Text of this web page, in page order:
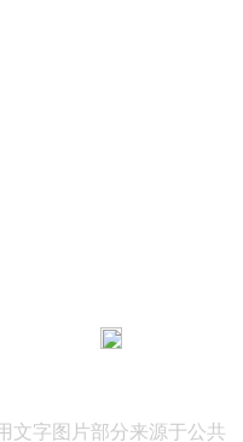
文字图片部分来源于公共